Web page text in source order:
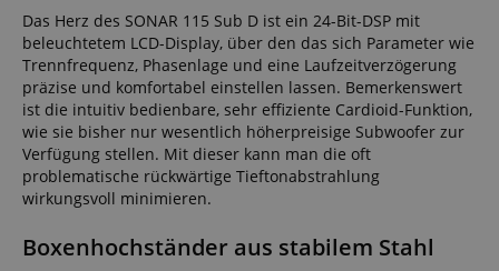
Das Herz des SONAR 115 Sub D ist ein 24-Bit-DSP mit
beleuchtetem LCD-Display, über den das sich Parameter wie
Trennfrequenz, Phasenlage und eine Laufzeitverzögerung
präzise und komfortabel einstellen lassen. Bemerkenswert
ist die intuitiv bedienbare, sehr effiziente Cardioid-Funktion,
wie sie bisher nur wesentlich höherpreisige Subwoofer zur
Verfügung stellen. Mit dieser kann man die oft
problematische rückwärtige Tieftonabstrahlung
wirkungsvoll minimieren.
Boxenhochständer aus stabilem Stahl